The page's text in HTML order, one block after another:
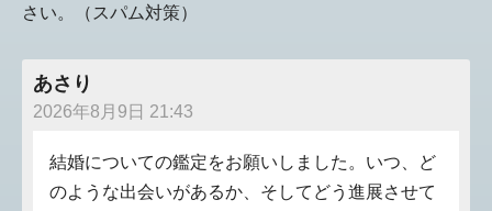
さい。（スパム対策）
あさり
2026年8月9日 21:43
結婚についての鑑定をお願いしました。いつ、ど
のような出会いがあるか、そしてどう進展させて